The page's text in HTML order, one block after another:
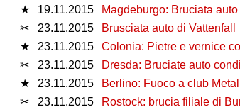
★
19.11.2015
Magdeburgo: Bruciata
✂
23.11.2015
Brusciata auto di Vattenfall
★
23.11.2015
Colonia: Pietre e vernice
✂
23.11.2015
Dresda: Bruciate auto
★
23.11.2015
Berlino: Fuoco a club
✂
23.11.2015 Rostock: brucia filiale di